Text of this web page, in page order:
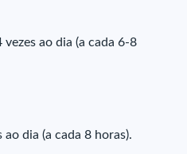
ao dia (a cada 6-8
dia (a cada 8 horas).